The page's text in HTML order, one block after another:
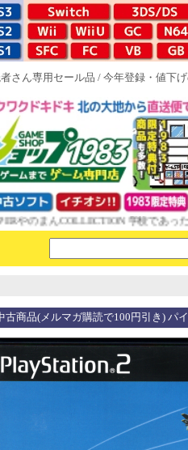
さん専用セール品 / 今年登録・値下
んCOLLECTION 学校であった怖い
古商品(メルマガ購読で100円引き) パ